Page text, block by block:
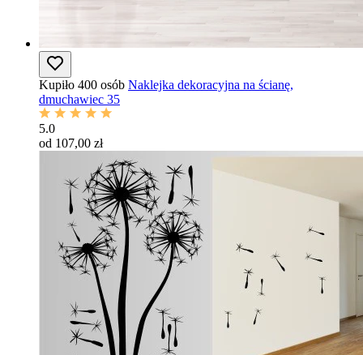
Kupiło 400 osób Naklejka dekoracyjna na ścianę,
dmuchawiec 35
5.0
od 107,00 zł